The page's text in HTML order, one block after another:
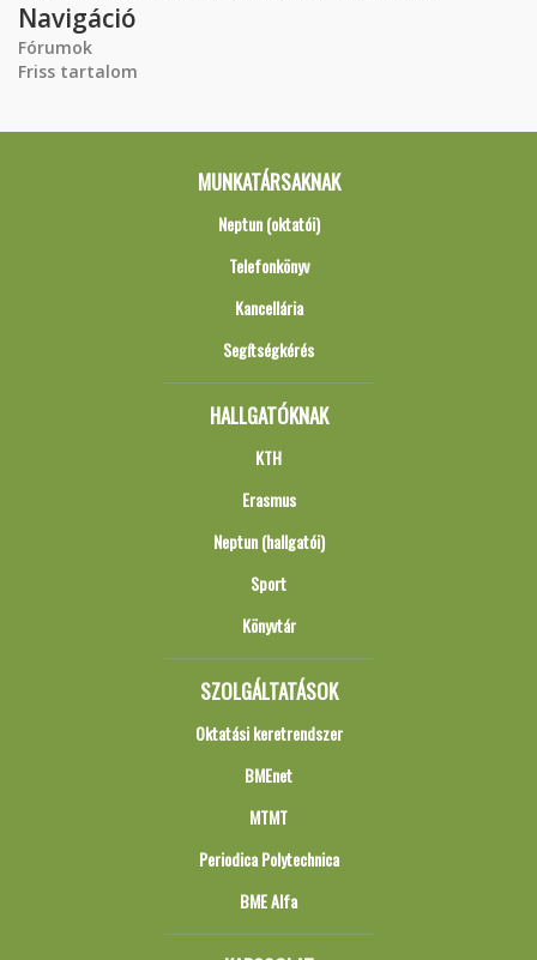
Navigáció
Fórumok
Friss tartalom
MUNKATÁRSAKNAK
Neptun (oktatói)
Telefonkönyv
Kancellária
Segítségkérés
HALLGATÓKNAK
KTH
Erasmus
Neptun (hallgatói)
Sport
Könyvtár
SZOLGÁLTATÁSOK
Oktatási keretrendszer
BMEnet
MTMT
Periodica Polytechnica
BME Alfa